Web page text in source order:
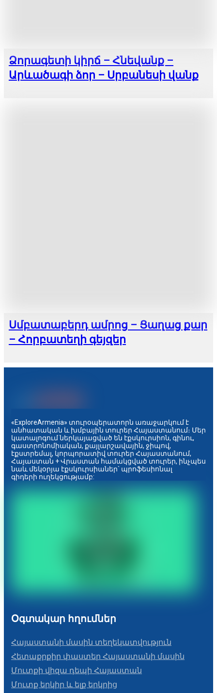
Ձորագետի կիրճ – Հնեվանք –
Արևածագի ձոր – Սրբանեսի վանք
Սմբատաբերդ ամրոց – Ցաղաց քար
– Հորբատեղի գեյզեր
«ExploreArmenia» տուրօպերատորն առաջարկում է
անհատական և խմբային տուրեր Հայաստանում։ Մեր
կատալոգում ներկայացված են էքսկուրսիոն, գինու,
գաստրոնոմիական, քայլարշավային, ջիպով,
էքստրեմալ, կորպորատիվ տուրեր Հայաստանում,
Հայաստան + Վրաստան համակցված տուրեր, ինչպես
նաև մեկօրյա էքսկուրսիաներ` պրոֆեսիոնալ
գիդերի ուղեկցությամբ:
Օգտակար հղումներ
Հայաստանի մասին տեղեկատվություն
Հետաքրքիր փաստեր Հայաստանի մասին
Մուտքի վիզա դեպի Հայաստան
Մուտք երկիր և ելք երկրից